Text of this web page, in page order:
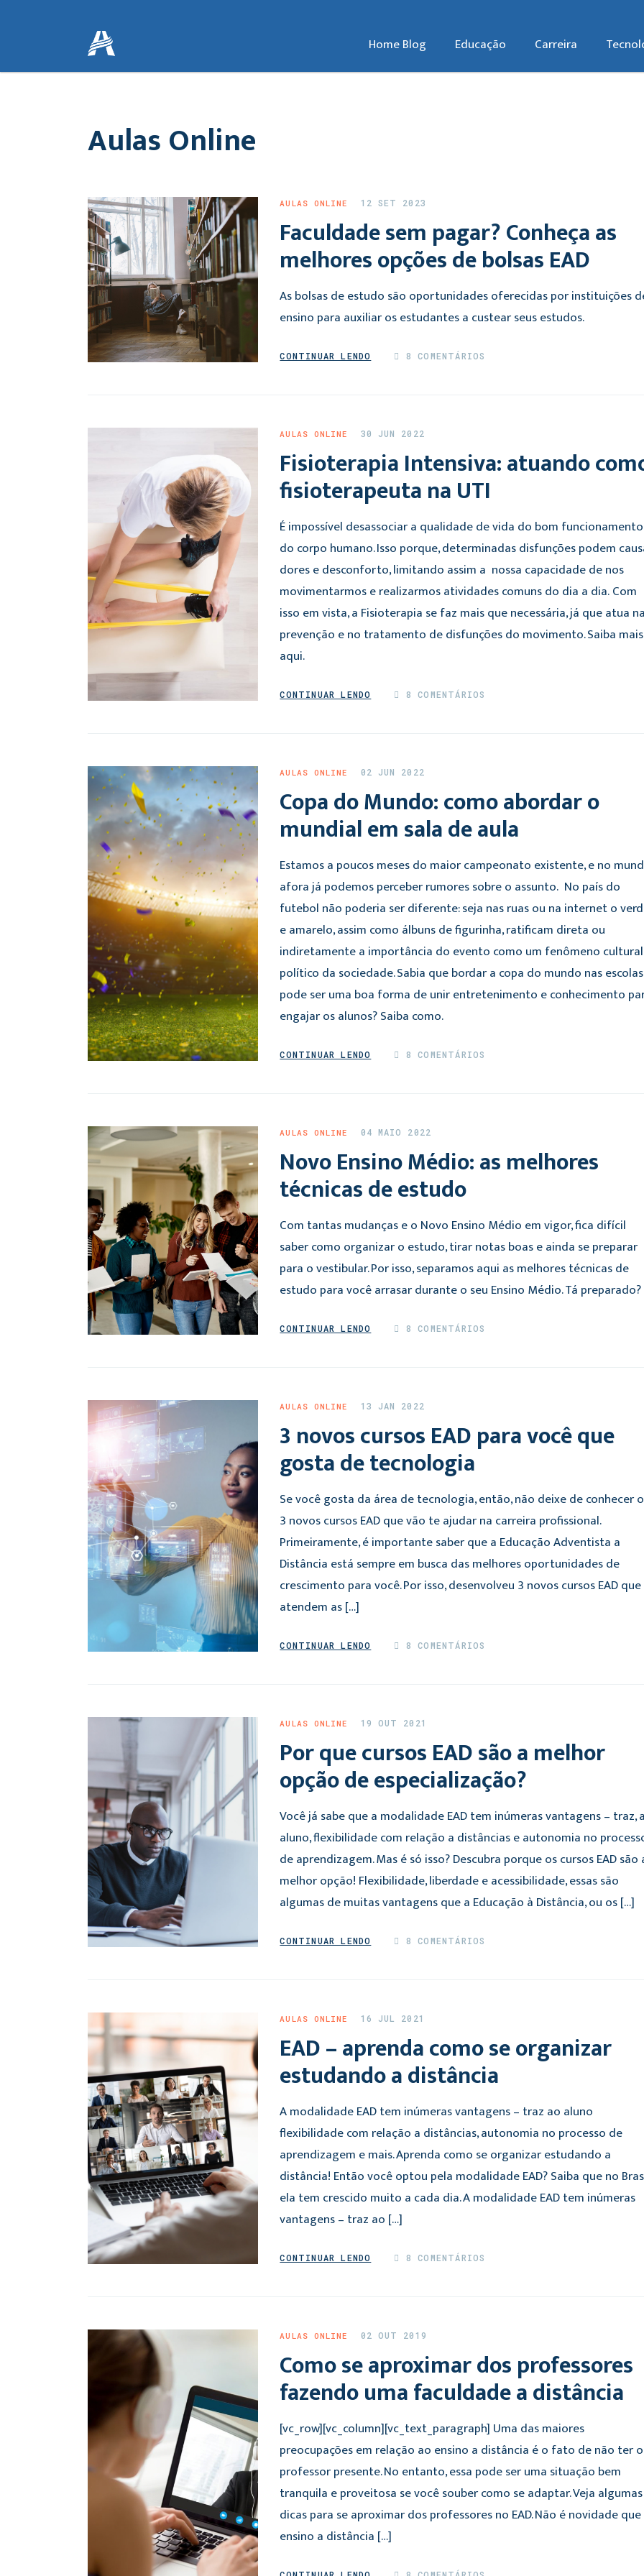
Home Blog Educação Carreira
Aulas Online
AULAS ONLINE 12 SET 2023
Faculdade sem pagar? Conheça as
melhores opções de bolsas EAD
As bolsas de estudo são oportunidades oferecidas por instituições
ensino para auxiliar os estudantes a custear seus estudos.
CONTINUAR LENDO 8 COMENTÁRIOS
AULAS ONLINE 30 JUN 2022
Fisioterapia Intensiva: atuando
fisioterapeuta na UTI
É impossível desassociar a qualidade de vida do bom funcionamento
do corpo humano. Isso porque, determinadas disfunções podem
dores e desconforto, limitando assim a nossa capacidade de nos
movimentarmos e realizarmos atividades comuns do dia a dia. Com
isso em vista, a Fisioterapia se faz mais que necessária, já que atua
prevenção e no tratamento de disfunções do movimento. Saiba mais
aqui.
CONTINUAR LENDO 8 COMENTÁRIOS
AULAS ONLINE 02 JUN 2022
Copa do Mundo: como abordar o
mundial em sala de aula
Estamos a poucos meses do maior campeonato existente, e no
afora já podemos perceber rumores sobre o assunto. No país do
futebol não poderia ser diferente: seja nas ruas ou na internet o
e amarelo, assim como álbuns de figurinha, ratificam direta ou
indiretamente a importância do evento como um fenômeno
político da sociedade. Sabia que bordar a copa do mundo nas escolas
pode ser uma boa forma de unir entretenimento e conhecimento
engajar os alunos? Saiba como.
CONTINUAR LENDO 8 COMENTÁRIOS
AULAS ONLINE 04 MAIO 2022
Novo Ensino Médio: as melhores
técnicas de estudo
Com tantas mudanças e o Novo Ensino Médio em vigor, fica difícil
saber como organizar o estudo, tirar notas boas e ainda se preparar
para o vestibular. Por isso, separamos aqui as melhores técnicas de
estudo para você arrasar durante o seu Ensino Médio. Tá preparado?
CONTINUAR LENDO 8 COMENTÁRIOS
AULAS ONLINE 13 JAN 2022
3 novos cursos EAD para você que
gosta de tecnologia
Se você gosta da área de tecnologia, então, não deixe de conhecer
3 novos cursos EAD que vão te ajudar na carreira profissional.
Primeiramente, é importante saber que a Educação Adventista a
Distância está sempre em busca das melhores oportunidades de
crescimento para você. Por isso, desenvolveu 3 novos cursos EAD que
atendem as […]
CONTINUAR LENDO 8 COMENTÁRIOS
AULAS ONLINE 19 OUT 2021
Por que cursos EAD são a melhor
opção de especialização?
Você já sabe que a modalidade EAD tem inúmeras vantagens – traz,
aluno, flexibilidade com relação a distâncias e autonomia no
de aprendizagem. Mas é só isso? Descubra porque os cursos EAD são
melhor opção! Flexibilidade, liberdade e acessibilidade, essas são
algumas de muitas vantagens que a Educação à Distância, ou os […]
CONTINUAR LENDO 8 COMENTÁRIOS
AULAS ONLINE 16 JUL 2021
EAD – aprenda como se organizar
estudando a distância
A modalidade EAD tem inúmeras vantagens – traz ao aluno
flexibilidade com relação a distâncias, autonomia no processo de
aprendizagem e mais. Aprenda como se organizar estudando a
distância! Então você optou pela modalidade EAD? Saiba que no
ela tem crescido muito a cada dia. A modalidade EAD tem inúmeras
vantagens – traz ao […]
CONTINUAR LENDO 8 COMENTÁRIOS
AULAS ONLINE 02 OUT 2019
Como se aproximar dos professores
fazendo uma faculdade a distância
[vc_row][vc_column][vc_text_paragraph] Uma das maiores
preocupações em relação ao ensino a distância é o fato de não ter o
professor presente. No entanto, essa pode ser uma situação bem
tranquila e proveitosa se você souber como se adaptar. Veja algumas
dicas para se aproximar dos professores no EAD. Não é novidade
ensino a distância […]